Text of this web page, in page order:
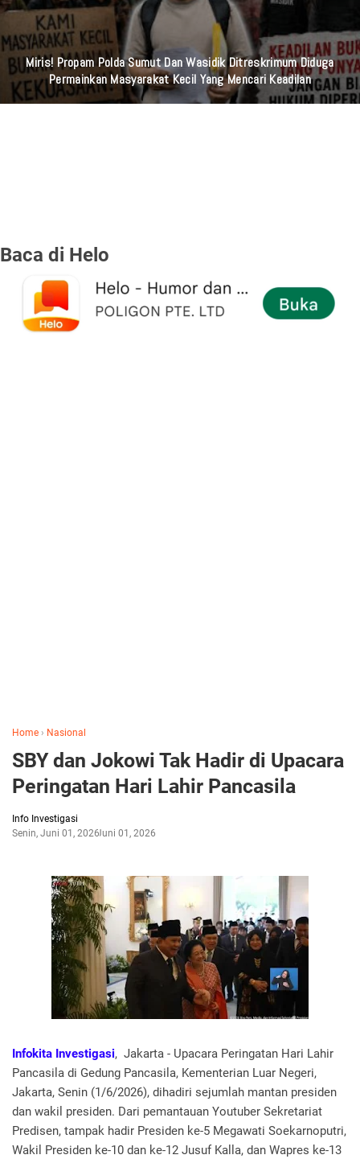
Miris! Propam Polda Sumut Dan Wasidik Ditreskrimum Diduga
Permainkan Masyarakat Kecil Yang Mencari Keadilan
Baca di Helo
Home › Nasional
SBY dan Jokowi Tak Hadir di Upacara
Peringatan Hari Lahir Pancasila
Info Investigasi
Senin, Juni 01, 2026Juni 01, 2026
Infokita Investigasi, Jakarta - Upacara Peringatan Hari Lahir
Pancasila di Gedung Pancasila, Kementerian Luar Negeri,
Jakarta, Senin (1/6/2026), dihadiri sejumlah mantan presiden
dan wakil presiden. Dari pemantauan Youtuber Sekretariat
Predisen, tampak hadir Presiden ke-5 Megawati Soekarnoputri,
Wakil Presiden ke-10 dan ke-12 Jusuf Kalla, dan Wapres ke-13